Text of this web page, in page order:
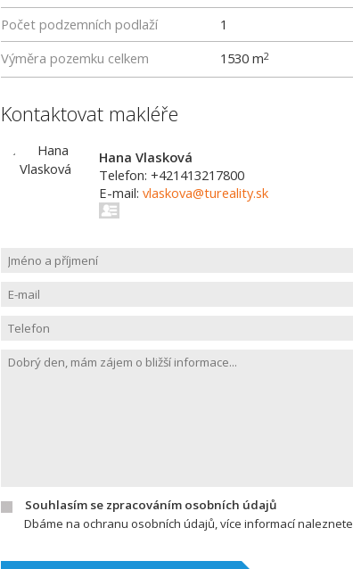
Počet podzemních podlaží
1
Výměra pozemku celkem
1530 m2
Kontaktovat makléře
Hana Vlasková
Telefon: +421413217800
E-mail: vlaskova@tureality.sk
Souhlasím se zpracováním osobních údajů
Dbáme na ochranu osobních údajů, více informací naleznete